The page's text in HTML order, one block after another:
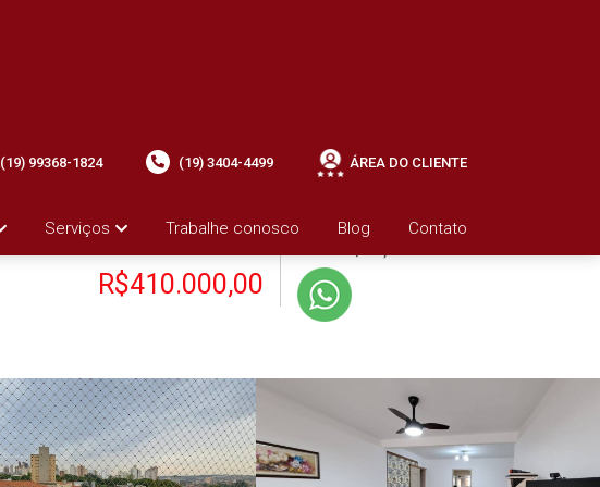
Serviços Trabalhe conosco Blog Contato
(19) 99368-1824 (19) 3404-4499 ÁREA DO CLIENTE
R$410.000,00
+ Condomínio R$500,00